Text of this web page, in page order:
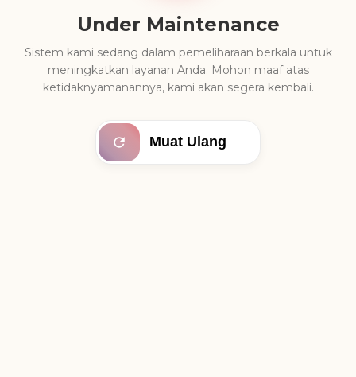
Under Maintenance
Sistem kami sedang dalam pemeliharaan berkala untuk
meningkatkan layanan Anda. Mohon maaf atas
ketidaknyamanannya, kami akan segera kembali.
Muat Ulang